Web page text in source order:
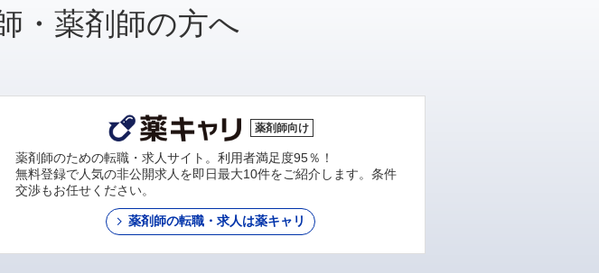
・薬剤師の方へ
薬剤師向け
薬剤師のための転職・求人サイト。利用者満足度95％！
無料登録で人気の非公開求人を即日最大10件をご紹介します。条件
交渉もお任せください。
薬剤師の転職・求人は薬キャリ